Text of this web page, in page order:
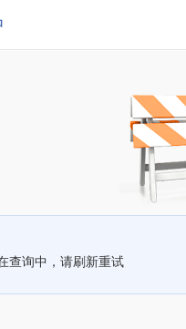
查询中，请刷新重试